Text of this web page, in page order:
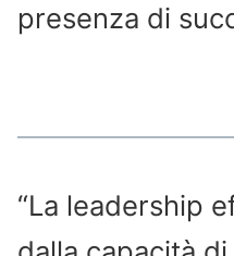
presenza di
“La leadership